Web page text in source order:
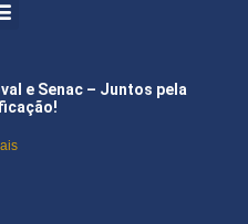
e Senac – Juntos pela